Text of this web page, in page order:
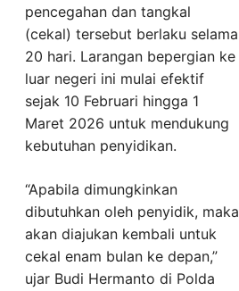
pencegahan dan tangkal
(cekal) tersebut berlaku selama
20 hari. Larangan bepergian ke
luar negeri ini mulai efektif
sejak 10 Februari hingga 1
Maret 2026 untuk mendukung
kebutuhan penyidikan.
“Apabila dimungkinkan
dibutuhkan oleh penyidik, maka
akan diajukan kembali untuk
cekal enam bulan ke depan,”
ujar Budi Hermanto di Polda